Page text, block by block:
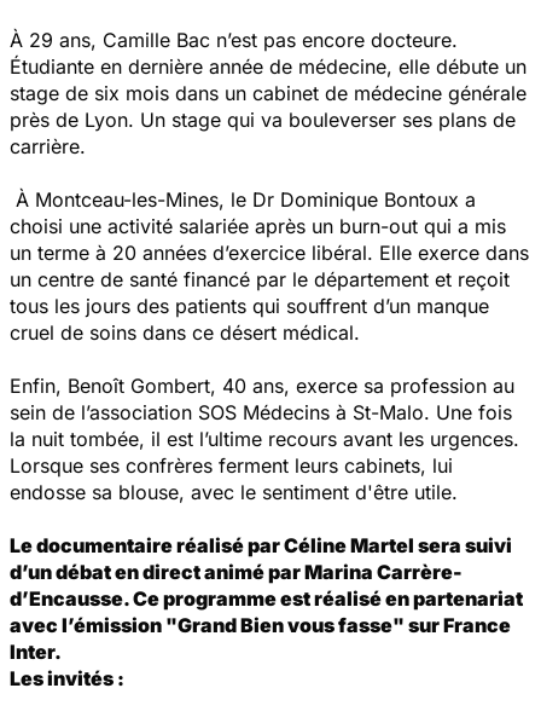
À 29 ans, Camille Bac n’est pas encore docteure.
Étudiante en dernière année de médecine, elle débute un
stage de six mois dans un cabinet de médecine générale
près de Lyon. Un stage qui va bouleverser ses plans de
carrière.
À Montceau-les-Mines, le Dr Dominique Bontoux a
choisi une activité salariée après un burn-out qui a mis
un terme à 20 années d’exercice libéral. Elle exerce dans
un centre de santé financé par le département et reçoit
tous les jours des patients qui souffrent d’un manque
cruel de soins dans ce désert médical.
Enfin, Benoît Gombert, 40 ans, exerce sa profession au
sein de l’association SOS Médecins à St-Malo. Une fois
la nuit tombée, il est l’ultime recours avant les urgences.
Lorsque ses confrères ferment leurs cabinets, lui
endosse sa blouse, avec le sentiment d'être utile.
Le documentaire réalisé par Céline Martel sera suivi
d’un débat en direct animé par Marina Carrère-
d’Encausse. Ce programme est réalisé en partenariat
avec l’émission "Grand Bien vous fasse" sur France
Inter.
Les invités :